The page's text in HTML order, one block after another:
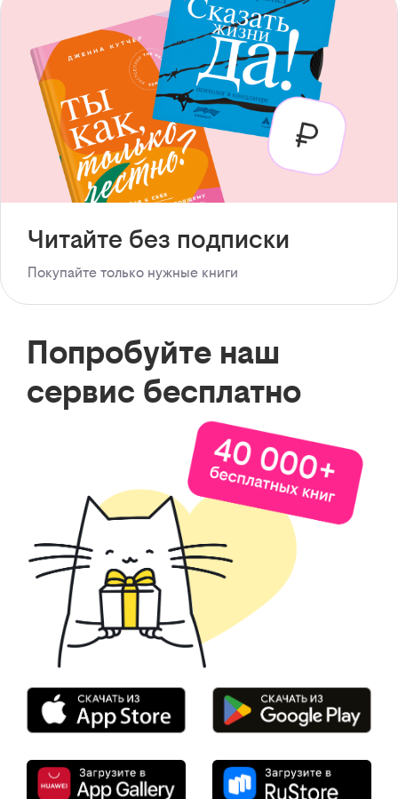
Читайте без подписки
Покупайте только нужные книги
Попробуйте наш
сервис бесплатно